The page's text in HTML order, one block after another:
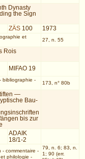
Dynasty
the Sign
ZÄS 100 1973
et
27, n. 55
Rois
MIFAO 19
bibliographie -
173, n° 80b
—
Bau-
bis zur
ADAIK
18/1-2
- commentaire -
philologie -
79, n. 6; 83, n.
1; 90 (err.